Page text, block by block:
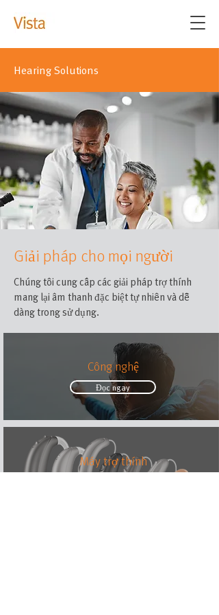
Hearing Solutions
Giải pháp cho mọi người
Chúng tôi cung cấp các giải pháp trợ thính
mang lại âm thanh đặc biệt tự nhiên và dễ
dàng trong sử dụng.
Công nghệ
Đọc ngay
Máy trợ thính